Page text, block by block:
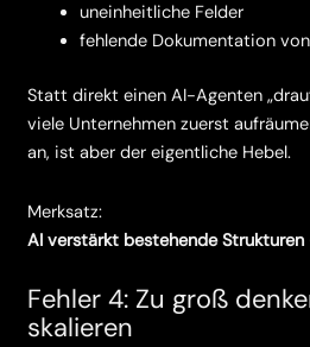
uneinheitliche Felder
fehlende Dokumentation
Statt direkt einen AI-Agenten
viele Unternehmen zuerst
an, ist aber der eigentliche Hebel.
Merksatz:
AI verstärkt bestehende
Fehler 4: Zu groß
skalieren